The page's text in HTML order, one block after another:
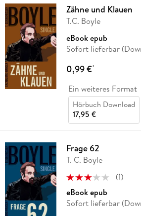
Zähne und Klauen
T.C. Boyle
eBook epub
Sofort lieferbar
0,99 €*
Ein weiteres Format
Hörbuch Download
17,95 €
Frage 62
T. C. Boyle
(1)
eBook epub
Sofort lieferbar